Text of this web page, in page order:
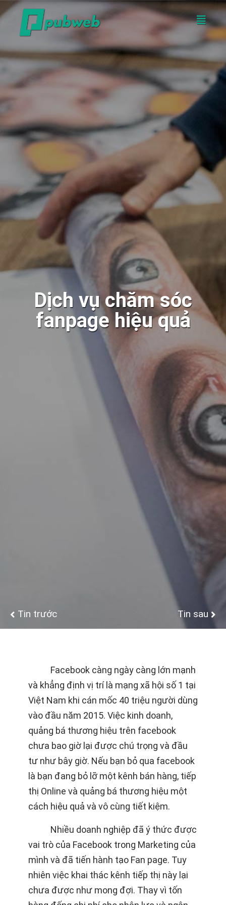
Dịch vụ chăm sóc
fanpage hiệu quả
Tin trước Tin sau
Facebook càng ngày càng lớn mạnh
và khẳng định vị trí là mạng xã hội số 1 tại
Việt Nam khi cán mốc 40 triệu người dùng
vào đầu năm 2015. Việc kinh doanh,
quảng bá thương hiệu trên facebook
chưa bao giờ lại được chú trọng và đầu
tư như bây giờ. Nếu bạn bỏ qua facebook
là bạn đang bỏ lỡ một kênh bán hàng, tiếp
thị Online và quảng bá thương hiệu một
cách hiệu quả và vô cùng tiết kiệm.
Nhiều doanh nghiệp đã ý thức được
vai trò của Facebook trong Marketing của
mình và đã tiến hành tạo Fan page. Tuy
nhiên việc khai thác kênh tiếp thị này lại
chưa được như mong đợi. Thay vì tốn